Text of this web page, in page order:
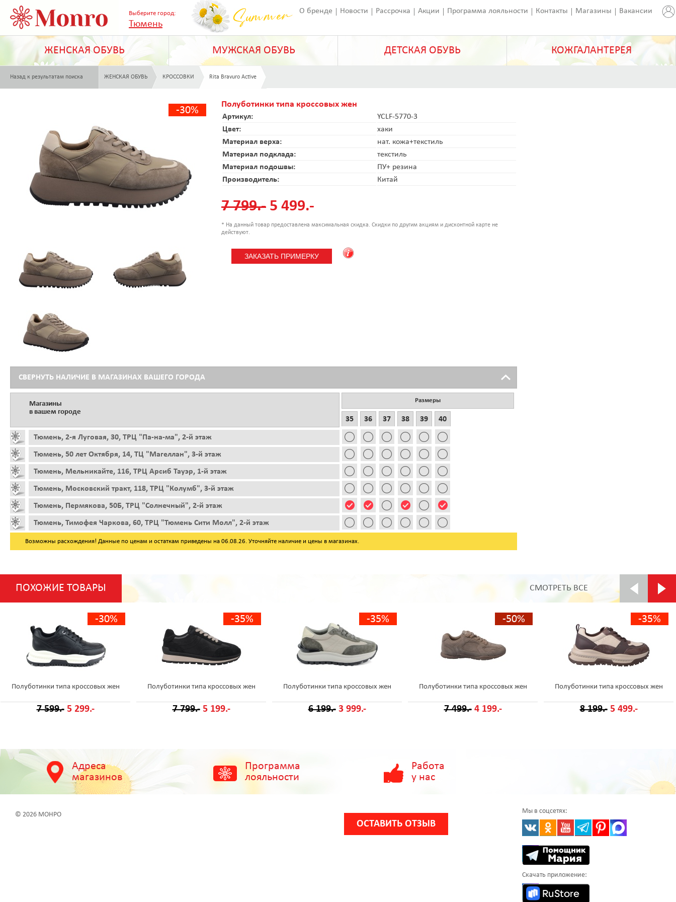
Выберите город:
Тюмень
О бренде Новости Рассрочка Акции Программа лояльности Контакты Магазины Вакансии
ЖЕНСКАЯ ОБУВЬ МУЖСКАЯ ОБУВЬ ДЕТСКАЯ ОБУВЬ КОЖГАЛАНТЕРЕЯ
Назад к результатам поиска ЖЕНСКАЯ ОБУВЬ КРОССОВКИ Rita Bravuro Active
-30%
Полуботинки типа кроссовых жен
Артикул:
YCLF-5770-3
Цвет:
хаки
Материал верха:
нат. кожа+текстиль
Материал подклада:
текстиль
Материал подошвы:
ПУ+ резина
Производитель:
Китай
7 799.- 5 499.-
* На данный товар предоставлена максимальная скидка. Скидки по другим акциям и дисконтной карте не
действуют.
СВЕРНУТЬ НАЛИЧИЕ В МАГАЗИНАХ ВАШЕГО ГОРОДА
Магазины
в вашем городе
Тюмень, 2-я Луговая, 30, ТРЦ "Па-на-ма", 2-й этаж
Тюмень, 50 лет Октября, 14, ТЦ "Магеллан", 3-й этаж
Тюмень, Мельникайте, 116, ТРЦ Арсиб Тауэр, 1-й этаж
Тюмень, Московский тракт, 118, ТРЦ "Колумб", 3-й этаж
Тюмень, Пермякова, 50Б, ТРЦ "Солнечный", 2-й этаж
Тюмень, Тимофея Чаркова, 60, ТРЦ "Тюмень Сити Молл", 2-й этаж
Размеры
35 36 37 38 39 40
Возможны расхождения! Данные по ценам и остаткам приведены на 06.08.26. Уточняйте наличие и цены в магазинах.
ПОХОЖИЕ ТОВАРЫ СМОТРЕТЬ ВСЕ
-30%
Полуботинки типа кроссовых жен
7 599.- 5 299.-
-35%
Полуботинки типа кроссовых жен
7 799.- 5 199.-
-35%
Полуботинки типа кроссовых жен
6 199.- 3 999.-
-50%
Полуботинки типа кроссовых жен
7 499.- 4 199.-
-35%
Полуботинки типа кроссовых жен
8 199.- 5 499.-
Адреса
магазинов
Программа
лояльности
Работа
у нас
© 2026 МОНРО
ОСТАВИТЬ ОТЗЫВ
Мы в соцсетях:
Скачать приложение: